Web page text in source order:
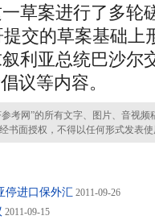
草案进行了多轮
交的草案基础上
利亚总统巴沙尔
议等内容。
网”的所有文字、图片、音视频
书面授权，不得以任何形式发表
停进口保外汇 2011-09-26
2011-09-15